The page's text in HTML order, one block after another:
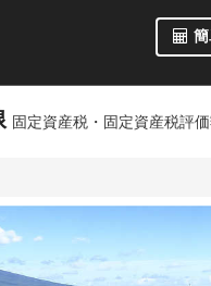
簡
固定資産税・固定資産税評